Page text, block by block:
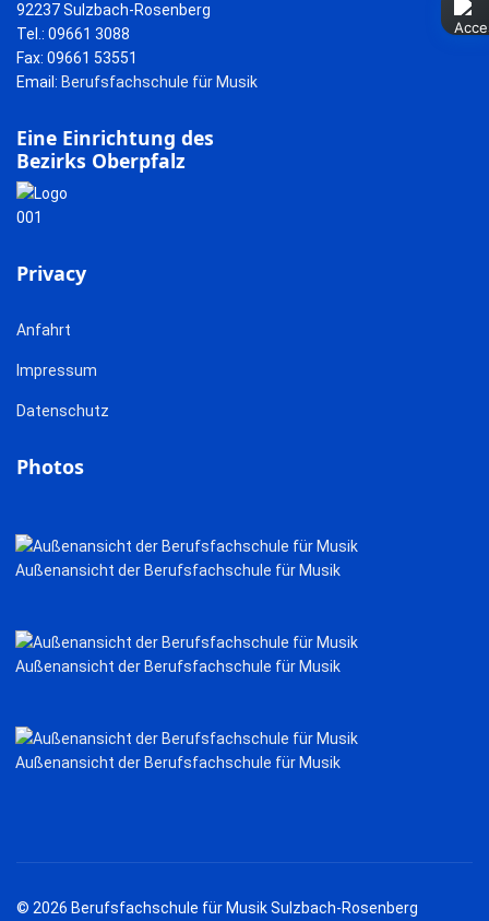
92237 Sulzbach-Rosenberg
Tel.: 09661 3088
Fax: 09661 53551
Email: Berufsfachschule für Musik
Eine Einrichtung des
Bezirks Oberpfalz
Privacy
Anfahrt
Impressum
Datenschutz
Photos
Außenansicht der Berufsfachschule für Musik
Außenansicht der Berufsfachschule für Musik
Außenansicht der Berufsfachschule für Musik
© 2026 Berufsfachschule für Musik Sulzbach-Rosenberg